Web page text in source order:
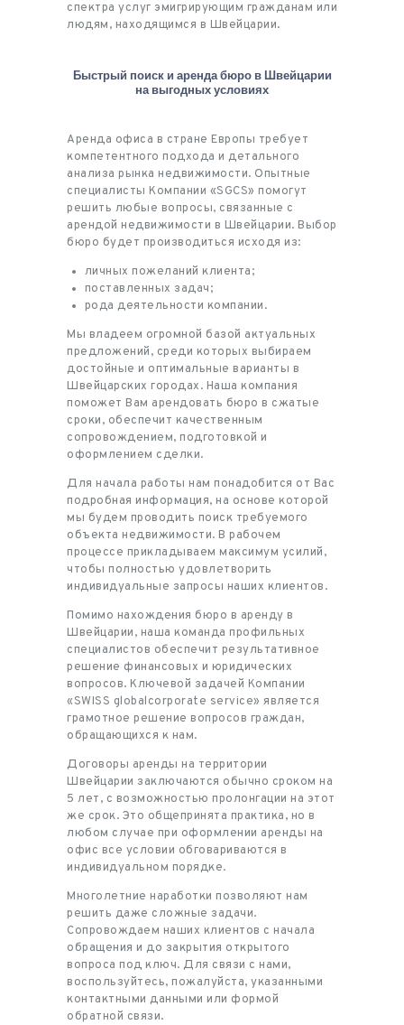
спектра услуг эмигрирующим гражданам или
людям, находящимся в Швейцарии.
Быстрый поиск и аренда бюро в Швейцарии
на выгодных условиях
Аренда офиса в стране Европы требует
компетентного подхода и детального
анализа рынка недвижимости. Опытные
специалисты Компании «SGCS» помогут
решить любые вопросы, связанные с
арендой недвижимости в Швейцарии. Выбор
бюро будет производиться исходя из:
личных пожеланий клиента;
поставленных задач;
рода деятельности компании.
Мы владеем огромной базой актуальных
предложений, среди которых выбираем
достойные и оптимальные варианты в
Швейцарских городах. Наша компания
поможет Вам арендовать бюро в сжатые
сроки, обеспечит качественным
сопровождением, подготовкой и
оформлением сделки.
Для начала работы нам понадобится от Вас
подробная информация, на основе которой
мы будем проводить поиск требуемого
объекта недвижимости. В рабочем
процессе прикладываем максимум усилий,
чтобы полностью удовлетворить
индивидуальные запросы наших клиентов.
Помимо нахождения бюро в аренду в
Швейцарии, наша команда профильных
специалистов обеспечит результативное
решение финансовых и юридических
вопросов. Ключевой задачей Компании
«SWISS globalcorporate service» является
грамотное решение вопросов граждан,
обращающихся к нам.
Договоры аренды на территории
Швейцарии заключаются обычно сроком на
5 лет, с возможностью пролонгации на этот
же срок. Это общепринята практика, но в
любом случае при оформлении аренды на
офис все условии обговариваются в
индивидуальном порядке.
Многолетние наработки позволяют нам
решить даже сложные задачи.
Сопровождаем наших клиентов с начала
обращения и до закрытия открытого
вопроса под ключ. Для связи с нами,
воспользуйтесь, пожалуйста, указанными
контактными данными или формой
обратной связи.